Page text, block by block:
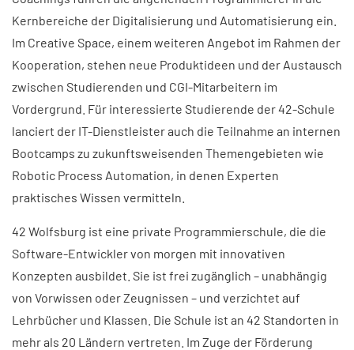
Kernbereiche der Digitalisierung und Automatisierung ein.
Im Creative Space, einem weiteren Angebot im Rahmen der
Kooperation, stehen neue Produktideen und der Austausch
zwischen Studierenden und CGI-Mitarbeitern im
Vordergrund. Für interessierte Studierende der 42-Schule
lanciert der IT-Dienstleister auch die Teilnahme an internen
Bootcamps zu zukunftsweisenden Themengebieten wie
Robotic Process Automation, in denen Experten
praktisches Wissen vermitteln.
42 Wolfsburg ist eine private Programmierschule, die die
Software-Entwickler von morgen mit innovativen
Konzepten ausbildet. Sie ist frei zugänglich – unabhängig
von Vorwissen oder Zeugnissen – und verzichtet auf
Lehrbücher und Klassen. Die Schule ist an 42 Standorten in
mehr als 20 Ländern vertreten. Im Zuge der Förderung